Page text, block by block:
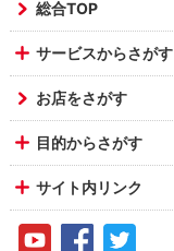
総合TOP
サービスからさがす
お店をさがす
目的からさがす
サイト内リンク